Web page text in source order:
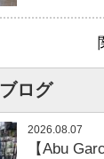
ログ
2026.08.07
【Abu